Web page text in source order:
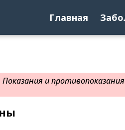
Главная
и